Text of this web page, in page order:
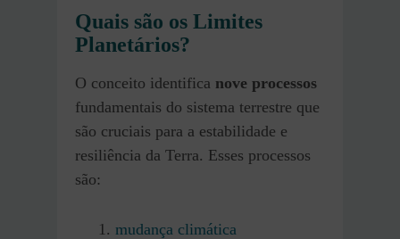
Quais são os Limites
Planetários?
O conceito identifica nove processos
fundamentais do sistema terrestre que
são cruciais para a estabilidade e
resiliência da Terra. Esses processos
são:
mudança climática